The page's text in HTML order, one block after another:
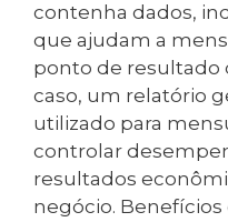
contenha dados,
que ajudam a
ponto de resultado
caso, um relatório
utilizado para
controlar
resultados
negócio.